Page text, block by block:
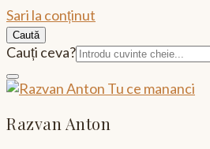
Sari la conținut
Caută
Caută:
Cauți ceva?
Razvan Anton